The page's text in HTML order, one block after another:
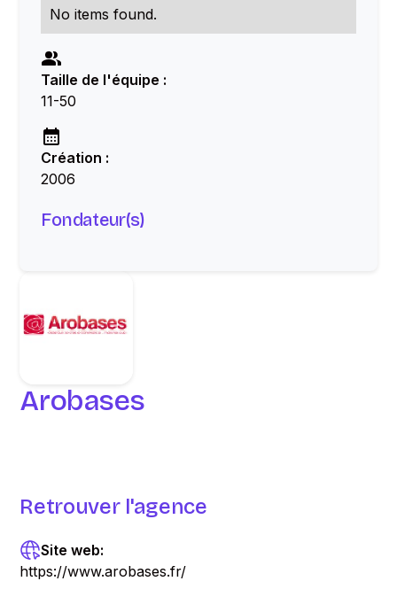
Arobases
No items found.
Taille de l'équipe :
11-50
Création :
2006
Fondateur(s)
Retrouver l'agence
Site web:
https://www.arobases.fr/